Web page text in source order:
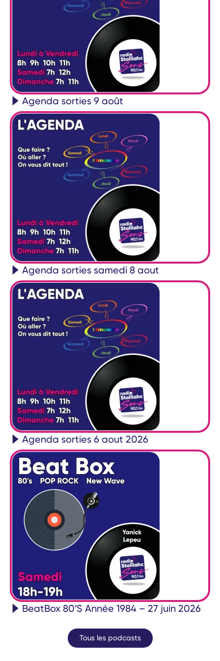
Agenda sorties 9 août
Agenda sorties samedi 8 aout
Agenda sorties 6 aout 2026
BeatBox 80’S Année 1984 – 27 juin 2026
Tous les podcasts